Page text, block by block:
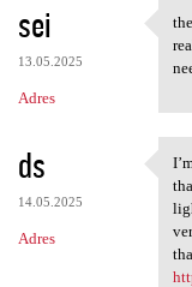
sei
13.05.2025
Adres
ds
14.05.2025
Adres